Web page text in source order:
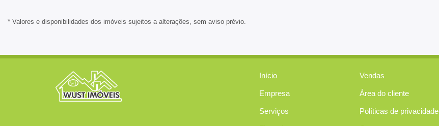
* Valores e disponibilidades dos imóveis sujeitos a alterações, sem aviso prévio.
Início
Empresa
Serviços
Vendas
Área do cliente
Políticas de privacidade